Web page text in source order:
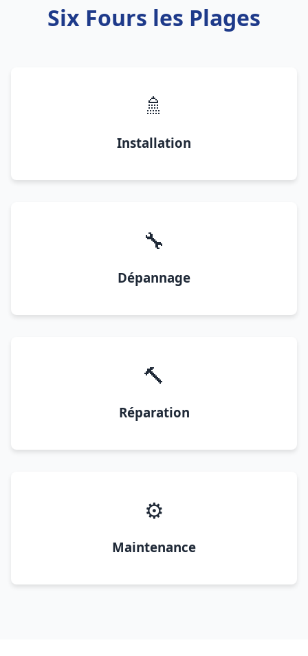
Six Fours les Plages
🚿
Installation
🔧
Dépannage
🔨
Réparation
⚙️
Maintenance